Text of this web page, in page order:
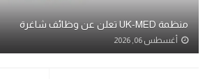
منظمة UK-MED تعلن عن وظائف شاغرة
أغسطس 06, 2026